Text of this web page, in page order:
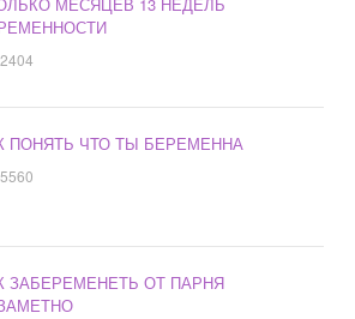
2404
ПОНЯТЬ ЧТО ТЫ БЕРЕМЕННА
5560
ЗАБЕРЕМЕНЕТЬ ОТ ПАРНЯ